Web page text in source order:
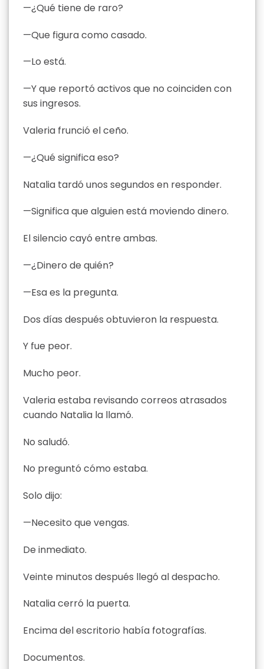
—¿Qué tiene de raro?
—Que figura como casado.
—Lo está.
—Y que reportó activos que no coinciden con
sus ingresos.
Valeria frunció el ceño.
—¿Qué significa eso?
Natalia tardó unos segundos en responder.
—Significa que alguien está moviendo dinero.
El silencio cayó entre ambas.
—¿Dinero de quién?
—Esa es la pregunta.
Dos días después obtuvieron la respuesta.
Y fue peor.
Mucho peor.
Valeria estaba revisando correos atrasados
cuando Natalia la llamó.
No saludó.
No preguntó cómo estaba.
Solo dijo:
—Necesito que vengas.
De inmediato.
Veinte minutos después llegó al despacho.
Natalia cerró la puerta.
Encima del escritorio había fotografías.
Documentos.